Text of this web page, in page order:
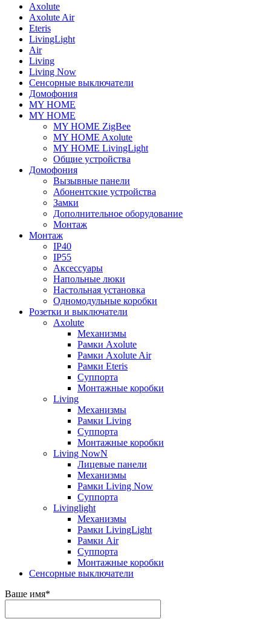
Axolute
Axolute Air
Eteris
LivingLight
Air
Living
Living Now
Сенсорные выключатели
Домофония
MY HOME
MY HOME
MY HOME ZigBee
MY HOME Axolute
MY HOME LivingLight
Общие устройства
Домофония
Вызывные панели
Абонентские устройства
Замки
Дополнительное оборудование
Монтаж
Монтаж
IP40
IP55
Аксессуары
Напольные люки
Настольная установка
Одномодульные коробки
Розетки и выключатели
Axolute
Механизмы
Рамки Axolute
Рамки Axolute Air
Рамки Eteris
Суппорта
Монтажные коробки
Living
Механизмы
Рамки Living
Суппорта
Монтажные коробки
Living NowN
Лицевые панели
Механизмы
Рамки Living Now
Суппорта
Livinglight
Механизмы
Рамки LivingLight
Рамки Air
Суппорта
Монтажные коробки
Сенсорные выключатели
Ваше имя*